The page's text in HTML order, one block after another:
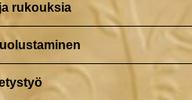
rukouksia